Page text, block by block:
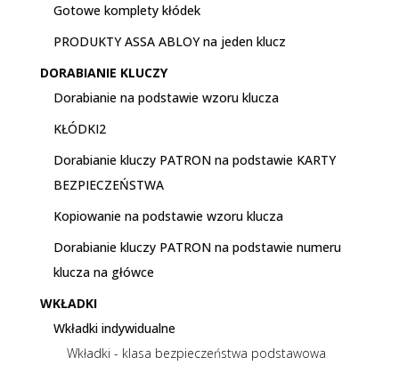
Gotowe komplety kłódek
PRODUKTY ASSA ABLOY na jeden klucz
DORABIANIE KLUCZY
Dorabianie na podstawie wzoru klucza
KŁÓDKI2
Dorabianie kluczy PATRON na podstawie KARTY
BEZPIECZEŃSTWA
Kopiowanie na podstawie wzoru klucza
Dorabianie kluczy PATRON na podstawie numeru
klucza na główce
WKŁADKI
Wkładki indywidualne
Wkładki - klasa bezpieczeństwa podstawowa